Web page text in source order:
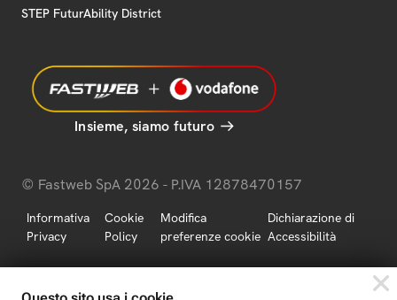
STEP FuturAbility District
Insieme, siamo futuro
© Fastweb SpA 2026 - P.IVA 12878470157
Informativa
Privacy
Cookie
Policy
Modifica
preferenze cookie
Dichiarazione di
Accessibilità